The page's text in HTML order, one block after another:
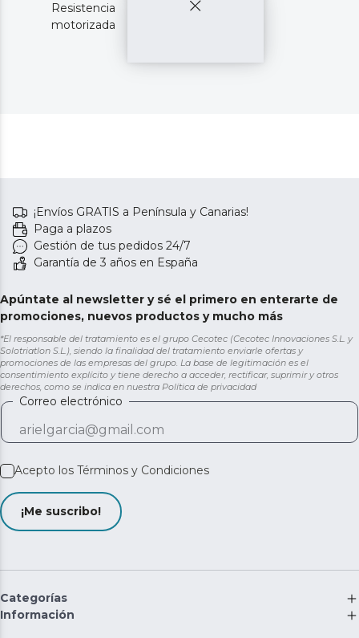
Resistencia
motorizada
¡Envíos GRATIS a Península y Canarias!
Paga a plazos
Gestión de tus pedidos 24/7
Garantía de 3 años en España
Apúntate al newsletter y sé el primero en enterarte de
promociones, nuevos productos y mucho más
*El responsable del tratamiento es el grupo Cecotec (Cecotec Innovaciones S.L. y
Solotriatlon S.L.), siendo la finalidad del tratamiento enviarle ofertas y
promociones de las empresas del grupo. La base de legitimación es el
consentimiento explícito y tiene derecho a acceder, rectificar, suprimir y otros
derechos, como se indica en nuestra Política de privacidad
Correo electrónico
Acepto los Términos y Condiciones
¡Me suscribo!
Categorías
Información